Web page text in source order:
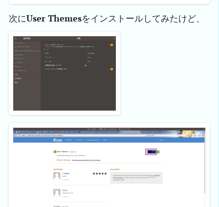
次にUser Themesをインストールしてみたけど、